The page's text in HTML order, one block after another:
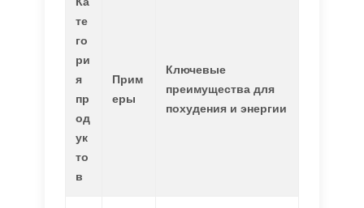
те
го
ри
я
пр
од
ук
то
в
Прим
еры
Ключевые
преимущества для
похудения и энергии